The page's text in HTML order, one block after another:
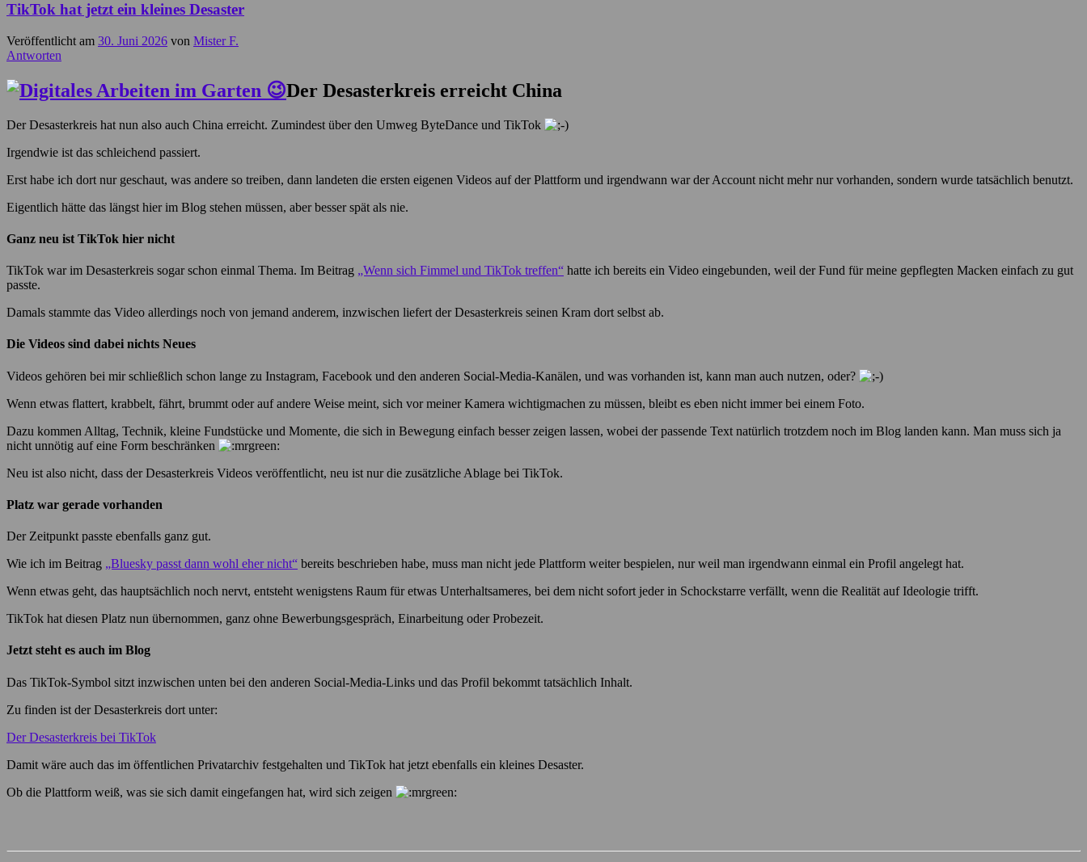
TikTok hat jetzt ein kleines Desaster
Veröffentlicht am 30. Juni 2026 von Mister F.
Antworten
Der Desasterkreis erreicht China
Der Desasterkreis hat nun also auch China erreicht. Zumindest über den Umweg ByteDance und TikTok
Irgendwie ist das schleichend passiert.
Erst habe ich dort nur geschaut, was andere so treiben, dann landeten die ersten eigenen Videos auf der Plattform und irgendwann war der Account nicht mehr nur vorhanden, sondern wurde tatsächlich benutzt.
Eigentlich hätte das längst hier im Blog stehen müssen, aber besser spät als nie.
Ganz neu ist TikTok hier nicht
TikTok war im Desasterkreis sogar schon einmal Thema. Im Beitrag „Wenn sich Fimmel und TikTok treffen“ hatte ich bereits ein Video eingebunden, weil der Fund für meine gepflegten Macken einfach zu gut
passte.
Damals stammte das Video allerdings noch von jemand anderem, inzwischen liefert der Desasterkreis seinen Kram dort selbst ab.
Die Videos sind dabei nichts Neues
Videos gehören bei mir schließlich schon lange zu Instagram, Facebook und den anderen Social-Media-Kanälen, und was vorhanden ist, kann man auch nutzen, oder?
Wenn etwas flattert, krabbelt, fährt, brummt oder auf andere Weise meint, sich vor meiner Kamera wichtigmachen zu müssen, bleibt es eben nicht immer bei einem Foto.
Dazu kommen Alltag, Technik, kleine Fundstücke und Momente, die sich in Bewegung einfach besser zeigen lassen, wobei der passende Text natürlich trotzdem noch im Blog landen kann. Man muss sich ja
nicht unnötig auf eine Form beschränken
Neu ist also nicht, dass der Desasterkreis Videos veröffentlicht, neu ist nur die zusätzliche Ablage bei TikTok.
Platz war gerade vorhanden
Der Zeitpunkt passte ebenfalls ganz gut.
Wie ich im Beitrag „Bluesky passt dann wohl eher nicht“ bereits beschrieben habe, muss man nicht jede Plattform weiter bespielen, nur weil man irgendwann einmal ein Profil angelegt hat.
Wenn etwas geht, das hauptsächlich noch nervt, entsteht wenigstens Raum für etwas Unterhaltsameres, bei dem nicht sofort jeder in Schockstarre verfällt, wenn die Realität auf Ideologie trifft.
TikTok hat diesen Platz nun übernommen, ganz ohne Bewerbungsgespräch, Einarbeitung oder Probezeit.
Jetzt steht es auch im Blog
Das TikTok-Symbol sitzt inzwischen unten bei den anderen Social-Media-Links und das Profil bekommt tatsächlich Inhalt.
Zu finden ist der Desasterkreis dort unter:
Der Desasterkreis bei TikTok
Damit wäre auch das im öffentlichen Privatarchiv festgehalten und TikTok hat jetzt ebenfalls ein kleines Desaster.
Ob die Plattform weiß, was sie sich damit eingefangen hat, wird sich zeigen